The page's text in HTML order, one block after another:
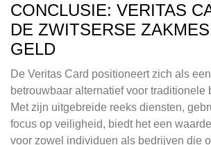
CONCLUSIE: VERITAS
DE ZWITSERSE
GELD
De Veritas Card positioneert zich als
betrouwbaar alternatief voor traditionele
Met zijn uitgebreide reeks diensten,
focus op veiligheid, biedt het een
voor zowel individuen als bedrijven die